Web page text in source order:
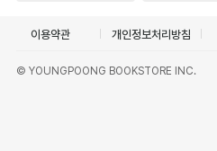
이용약관 개인정보처리방침
© YOUNGPOONG BOOKSTORE INC.